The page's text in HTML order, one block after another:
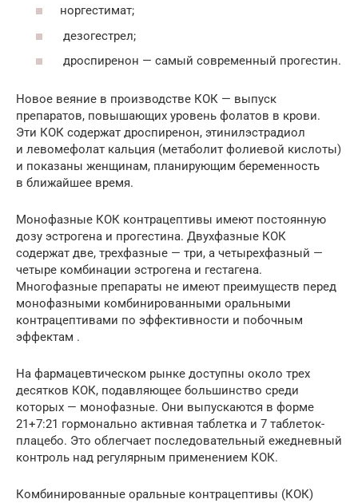
­норгестимат;
дезогестрел;
дроспиренон — самый современный ­прогестин.
Новое веяние в производстве КОК — выпуск
препаратов, повышающих уровень фолатов в крови.
Эти КОК содержат дроспиренон, этинилэстрадиол
и левомефолат кальция (метаболит фолиевой кислоты)
и показаны женщинам, планирующим беременность
в ближайшее ­время.
Монофазные КОК контрацептивы имеют постоянную
дозу эстрогена и прогестина. Двухфазные КОК
содержат две, трехфазные — три, а четырехфазный —
четыре комбинации эстрогена и гестагена.
Многофазные препараты не имеют преимуществ перед
монофазными комбинированными оральными
контрацептивами по эффективности и побочным
эффектам .
На фармацевтическом рынке доступны около трех
десятков КОК, подавляющее большинство среди
которых — монофазные. Они выпускаются в форме
21+7:21 гормонально активная таблетка и 7 таблеток-
плацебо. Это облегчает последовательный ежедневный
контроль над регулярным применением ­КОК.
Комбинированные оральные контрацептивы (КОК)